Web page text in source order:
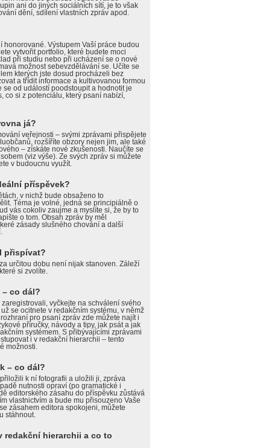
ani do jiných sociálních sítí, je to však
dění, sdílení vlastních zpráv apod.
honorované. Výstupem Vaší práce budou
vytvořit portfolio, které budete moci
při studiu nebo při ucházení se o nové
možnost sebevzdělávání se. Učíte se
kterých jste dosud procházeli bez
a třídit informace a kultivovanou formou
se od událostí poodstoupit a hodnotit je
co si z potenciálu, který psaní nabízí,
já?
veřejnosti – svými zprávami přispějete
rozšíříte obzory nejen jim, ale také
– získáte nové zkušenosti. Naučíte se
(viz výše). Ze svých zpráv si můžete
v budoucnu využít.
příspěvek?
v nichž bude obsaženo to
Téma je volné, jedná se principiálně o
vás cokoliv zaujme a myslíte si, že by to
o tom. Obsah zpráv by měl
zásady slušného chování a další
přispívat?
určitou dobu není nijak stanoven. Záleží
si zvolíte.
– co dál?
zaregistrovali, vyčkejte na schválení svého
se ocitnete v redakčním systému, v němž
pro psaní zpráv zde můžete najít i
příručky, návody a tipy, jak psát a jak
systémem. S přibývajícími zprávami
i v redakční hierarchii – tento
možnosti.
– co dál?
k ní fotografii a uložili ji, zpráva
nutnosti opraví (po gramatické i
editorského zásahu do příspěvku zůstává
vlastnictvím a bude mu přisouzeno Vaše
zásahem editora spokojeni, můžete
stáhnout.
redakční hierarchii a co to